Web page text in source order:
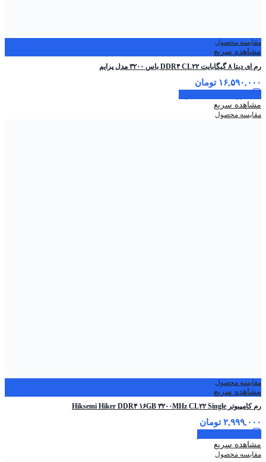
مقایسه محصول
مشاهده سریع
رم ای دیتا ۸ گیگابایت DDR۴ CL۲۲ باس ۳۲۰۰ مدل پرایم
۱۶,۵۹۰,۰۰۰ تومان
مشاهده سریع
مقایسه محصول
مقایسه محصول
مشاهده سریع
رم کامپیوتر Hiksemi Hiker DDR۴ ۱۶GB ۳۲۰۰MHz CL۲۲ Single
۲,۹۹۹,۰۰۰ تومان
مشاهده سریع
مقایسه محصول